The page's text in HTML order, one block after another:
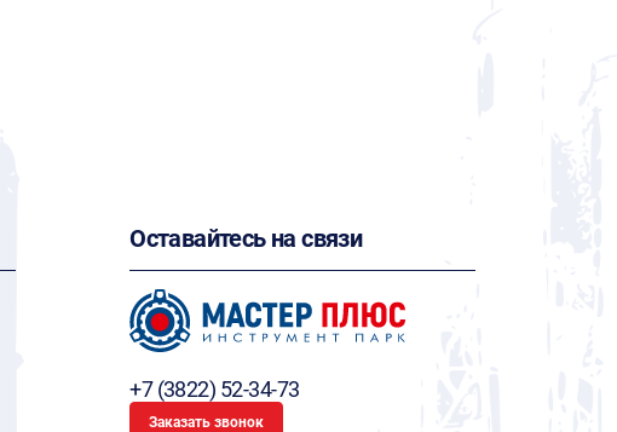
Оставайтесь на связи
+7 (3822) 52-34-73
Заказать звонок